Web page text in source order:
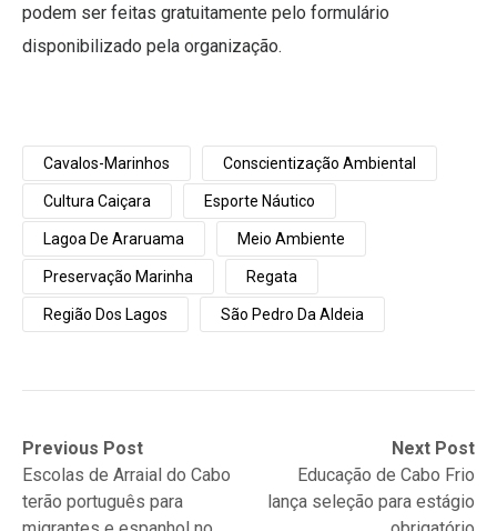
podem ser feitas gratuitamente pelo formulário
disponibilizado pela organização.
Cavalos-Marinhos Conscientização Ambiental
Cultura Caiçara Esporte Náutico
Lagoa De Araruama Meio Ambiente
Preservação Marinha Regata
Região Dos Lagos São Pedro Da Aldeia
Navegação
de
Post
Previous Post
Previous
post:Escolas de Arraial do Cabo
terão português para
Next Post
Next
post:
Educação de Cabo Frio
lança seleção para estágio